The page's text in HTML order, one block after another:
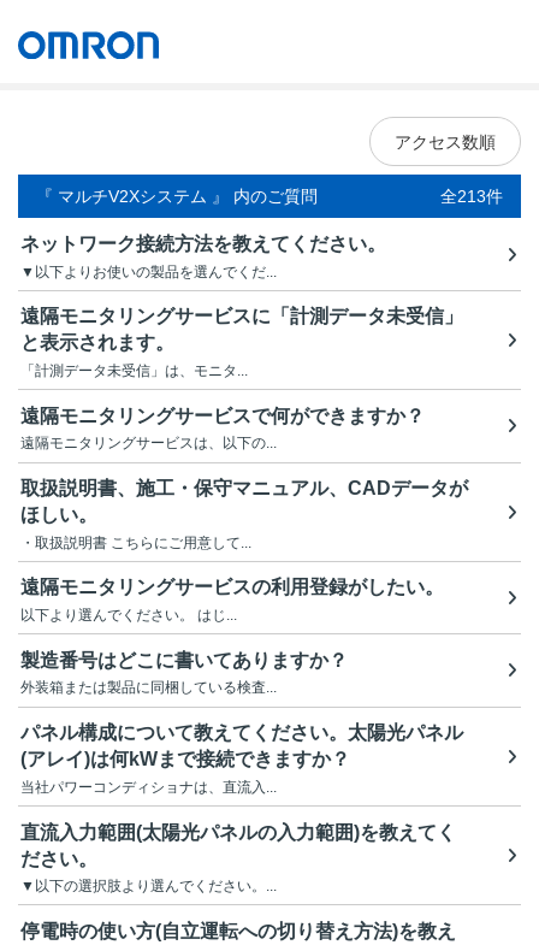
アクセス数順
『 マルチV2Xシステム 』 内のご質問 全213件
ネットワーク接続方法を教えてください。
▼以下よりお使いの製品を選んでくだ...
遠隔モニタリングサービスに「計測データ未受信」
と表示されます。
「計測データ未受信」は、モニタ...
遠隔モニタリングサービスで何ができますか？
遠隔モニタリングサービスは、以下の...
取扱説明書、施工・保守マニュアル、CADデータが
ほしい。
・取扱説明書 こちらにご用意して...
遠隔モニタリングサービスの利用登録がしたい。
以下より選んでください。 はじ...
製造番号はどこに書いてありますか？
外装箱または製品に同梱している検査...
パネル構成について教えてください。太陽光パネル
(アレイ)は何kWまで接続できますか？
当社パワーコンディショナは、直流入...
直流入力範囲(太陽光パネルの入力範囲)を教えてく
ださい。
▼以下の選択肢より選んでください。...
停電時の使い方(自立運転への切り替え方法)を教え